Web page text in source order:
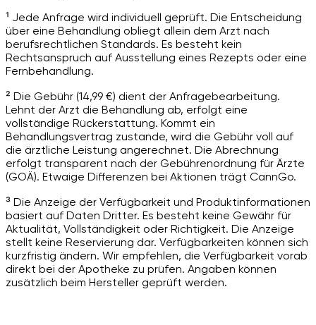
¹ Jede Anfrage wird individuell geprüft. Die Entscheidung
über eine Behandlung obliegt allein dem Arzt nach
berufsrechtlichen Standards. Es besteht kein
Rechtsanspruch auf Ausstellung eines Rezepts oder eine
Fernbehandlung.
² Die Gebühr (14,99 €) dient der Anfragebearbeitung.
Lehnt der Arzt die Behandlung ab, erfolgt eine
vollständige Rückerstattung. Kommt ein
Behandlungsvertrag zustande, wird die Gebühr voll auf
die ärztliche Leistung angerechnet. Die Abrechnung
erfolgt transparent nach der Gebührenordnung für Ärzte
(GOÄ). Etwaige Differenzen bei Aktionen trägt CannGo.
³ Die Anzeige der Verfügbarkeit und Produktinformationen
basiert auf Daten Dritter. Es besteht keine Gewähr für
Aktualität, Vollständigkeit oder Richtigkeit. Die Anzeige
stellt keine Reservierung dar. Verfügbarkeiten können sich
kurzfristig ändern. Wir empfehlen, die Verfügbarkeit vorab
direkt bei der Apotheke zu prüfen. Angaben können
zusätzlich beim Hersteller geprüft werden.